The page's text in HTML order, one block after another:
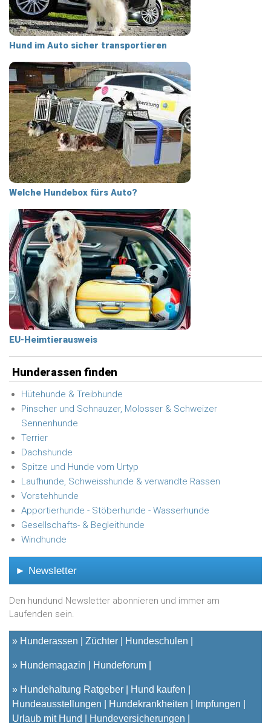
Hund im Auto sicher transportieren
Welche Hundebox fürs Auto?
EU-Heimtierausweis
Hunderassen finden
Hütehunde & Treibhunde
Pinscher und Schnauzer, Molosser & Schweizer
Sennenhunde
Terrier
Dachshunde
Spitze und Hunde vom Urtyp
Laufhunde, Schweisshunde & verwandte Rassen
Vorstehhunde
Apportierhunde - Stöberhunde - Wasserhunde
Gesellschafts- & Begleithunde
Windhunde
► Newsletter
Den hundund Newsletter abonnieren und immer am
Laufenden sein.
» Hunderassen Züchter Hundeschulen
» Hundemagazin Hundeforum
» Hundehaltung Ratgeber
Hund kaufen
Hundeausstellungen
Hundekrankheiten
Impfungen
Urlaub mit Hund
Hundeversicherungen